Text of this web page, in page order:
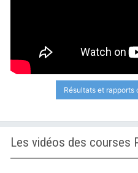
Résultats et rapports